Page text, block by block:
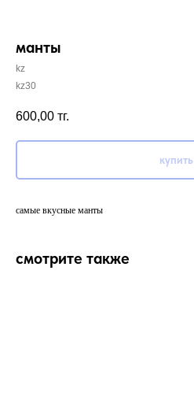
манты
kz
kz30
600,00 тг.
купить
самые вкусные манты
смотрите также